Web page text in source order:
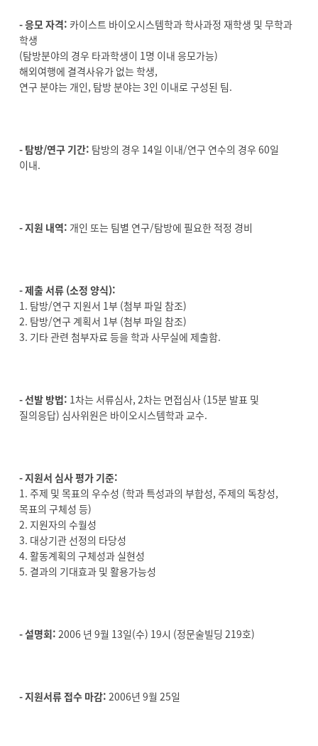
- 응모 자격: 카이스트 바이오시스템학과 학사과정 재학생 및 무학과
학생
(탐방분야의 경우 타과학생이 1명 이내 응모가능)
해외여행에 결격사유가 없는 학생,
연구 분야는 개인, 탐방 분야는 3인 이내로 구성된 팀.
- 탐방/연구 기간: 탐방의 경우 14일 이내/연구 연수의 경우 60일
이내.
- 지원 내역: 개인 또는 팀별 연구/탐방에 필요한 적정 경비
- 제출 서류 (소정 양식):
1. 탐방/연구 지원서 1부 (첨부 파일 참조)
2. 탐방/연구 계획서 1부 (첨부 파일 참조)
3. 기타 관련 첨부자료 등을 학과 사무실에 제출함.
- 선발 방법: 1차는 서류심사, 2차는 면접심사 (15분 발표 및
질의응답) 심사위원은 바이오시스템학과 교수.
- 지원서 심사 평가 기준:
1. 주제 및 목표의 우수성 (학과 특성과의 부합성, 주제의 독창성,
목표의 구체성 등)
2. 지원자의 수월성
3. 대상기관 선정의 타당성
4. 활동계획의 구체성과 실현성
5. 결과의 기대효과 및 활용가능성
- 설명회: 2006 년 9월 13일(수) 19시 (정문술빌딩 219호)
- 지원서류 접수 마감: 2006년 9월 25일